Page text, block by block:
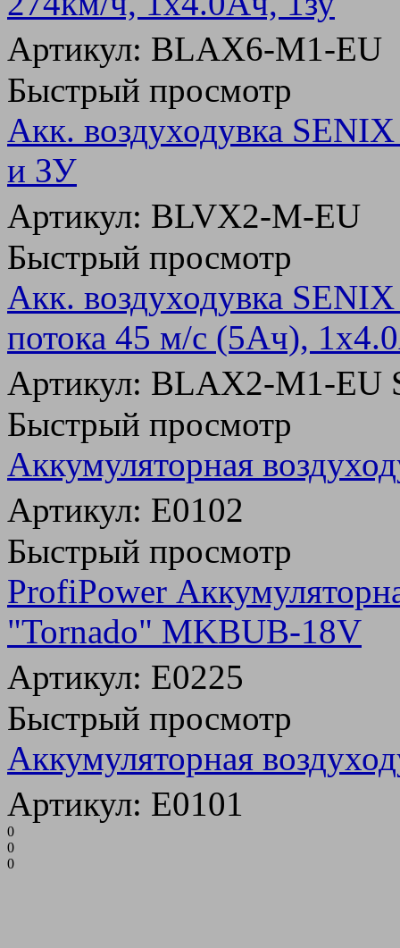
Артикул: BLAX6-M1-EU
Быстрый просмотр
Акк. воздуходувка
и ЗУ
Артикул: BLVX2-M-EU
Быстрый просмотр
Акк. воздуходувка
потока 45 м/с (5Ач),
Артикул: BLAX2-M1-EU
Быстрый просмотр
Аккумуляторная
Артикул: E0102
Быстрый просмотр
ProfiPower
"Tornado" MKBUB-18V
Артикул: E0225
Быстрый просмотр
Аккумуляторная
Артикул: E0101
0
0
0